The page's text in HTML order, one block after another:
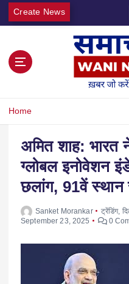
Create News
Home
अमित शाह:
ग्लोबल इनोवेशन
छलांग, 91वें स्थान
Sanket Morankar ट्रेंडिंग,
September 23, 2025
0